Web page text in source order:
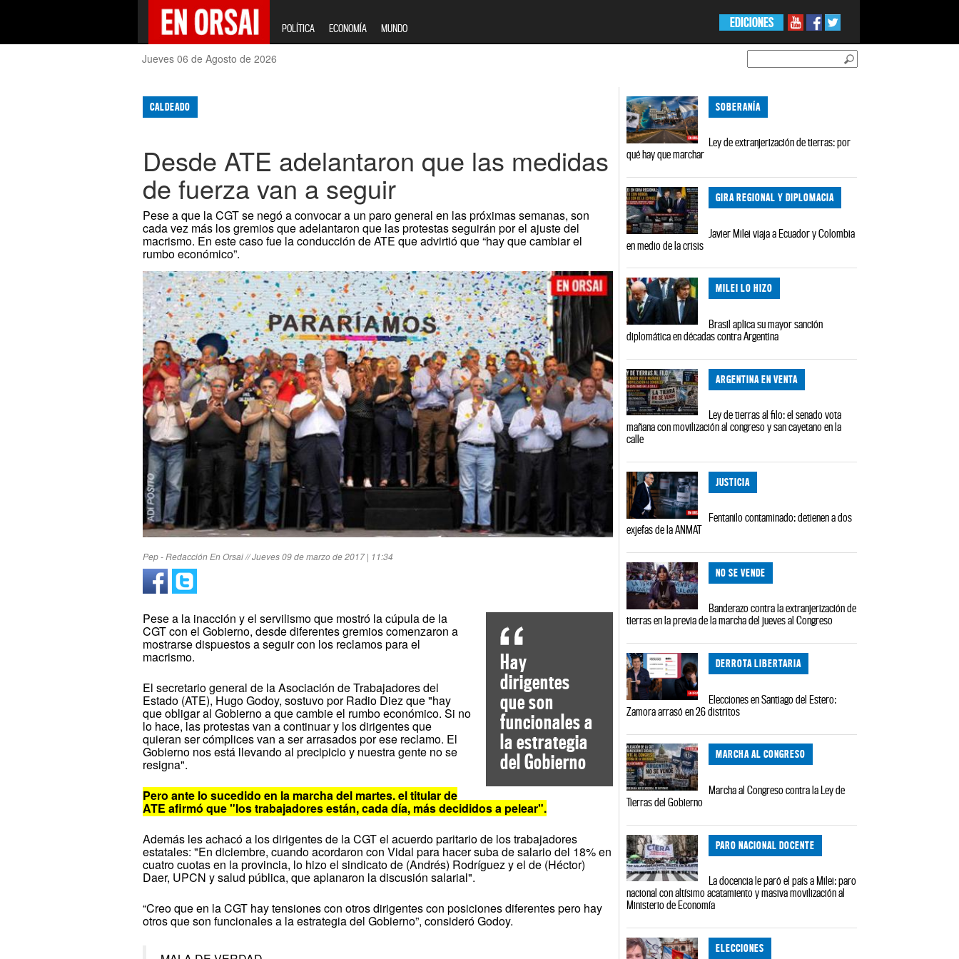
POLÍTICA ECONOMÍA MUNDO EDICIONES
Jueves 06 de Agosto de 2026
CALDEADO
Desde ATE adelantaron que las medidas
de fuerza van a seguir
Pese a que la CGT se negó a convocar a un paro general en las próximas semanas, son
cada vez más los gremios que adelantaron que las protestas seguirán por el ajuste del
macrismo. En este caso fue la conducción de ATE que advirtió que “hay que cambiar el
rumbo económico”.
Pep - Redacción En Orsai // Jueves 09 de marzo de 2017 | 11:34
Hay
dirigentes
que son
funcionales a
la estrategia
del Gobierno
Pese a la inacción y el servilismo que mostró la cúpula de la
CGT con el Gobierno, desde diferentes gremios comenzaron a
mostrarse dispuestos a seguir con los reclamos para el
macrismo.
El secretario general de la Asociación de Trabajadores del
Estado (ATE), Hugo Godoy, sostuvo por Radio Diez que "hay
que obligar al Gobierno a que cambie el rumbo económico. Si no
lo hace, las protestas van a continuar y los dirigentes que
quieran ser cómplices van a ser arrasados por ese reclamo. El
Gobierno nos está llevando al precipicio y nuestra gente no se
resigna".
Pero ante lo sucedido en la marcha del martes, el titular de
ATE afirmó que "los trabajadores están, cada día, más decididos a pelear".
Además les achacó a los dirigentes de la CGT el acuerdo paritario de los trabajadores
estatales: "En diciembre, cuando acordaron con Vidal para hacer suba de salario del 18% en
cuatro cuotas en la provincia, lo hizo el sindicato de (Andrés) Rodríguez y el de (Héctor)
Daer, UPCN y salud pública, que aplanaron la discusión salarial".
“Creo que en la CGT hay tensiones con otros dirigentes con posiciones diferentes pero hay
otros que son funcionales a la estrategia del Gobierno”, consideró Godoy.
SOBERANÍA
Ley de extranjerización de tierras: por
qué hay que marchar
GIRA REGIONAL Y DIPLOMACIA
Javier Milei viaja a Ecuador y Colombia
en medio de la crisis
MILEI LO HIZO
Brasil aplica su mayor sanción
diplomática en décadas contra Argentina
ARGENTINA EN VENTA
Ley de tierras al filo: el senado vota
mañana con movilización al congreso y san cayetano en la
calle
JUSTICIA
Fentanilo contaminado: detienen a dos
exjefas de la ANMAT
NO SE VENDE
Banderazo contra la extranjerización de
tierras en la previa de la marcha del jueves al Congreso
DERROTA LIBERTARIA
Elecciones en Santiago del Estero:
Zamora arrasó en 26 distritos
MARCHA AL CONGRESO
Marcha al Congreso contra la Ley de
Tierras del Gobierno
PARO NACIONAL DOCENTE
La docencia le paró el país a Milei: paro
nacional con altísimo acatamiento y masiva movilización al
Ministerio de Economía
ELECCIONES